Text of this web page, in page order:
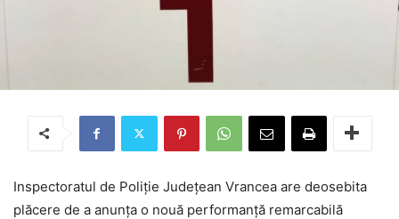
Inspectoratul de Poliție Județean Vrancea are deosebita
plăcere de a anunța o nouă performanță remarcabilă